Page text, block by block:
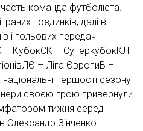
команда футболіста.
поєдинків, далі в
і гольових передач
– КубокСК – СуперкубокКЛ
– Ліга ЄвропиВ –
першості сезону
своєю грою привернули
тижня серед
Олександр Зінченко.